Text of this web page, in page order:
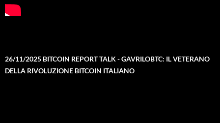
26/11/2025 BITCOIN REPORT TALK - GAVRILOBTC: IL VETERANO
DELLA RIVOLUZIONE BITCOIN ITALIANO